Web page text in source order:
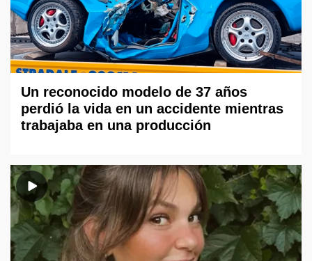
Un reconocido modelo de 37 años
perdió la vida en un accidente mientras
trabajaba en una producción